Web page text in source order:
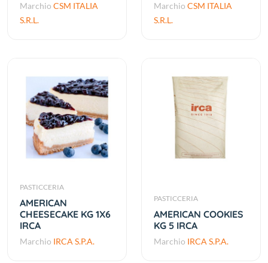
Marchio CSM ITALIA
S.R.L.
Marchio CSM ITALIA
S.R.L.
PASTICCERIA
AMERICAN
CHEESECAKE KG 1X6
IRCA
Marchio IRCA S.P.A.
PASTICCERIA
AMERICAN COOKIES
KG 5 IRCA
Marchio IRCA S.P.A.